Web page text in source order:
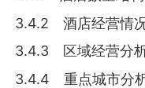
3.4.2 酒店经营情
3.4.3 区域经营分
3.4.4 重点城市分